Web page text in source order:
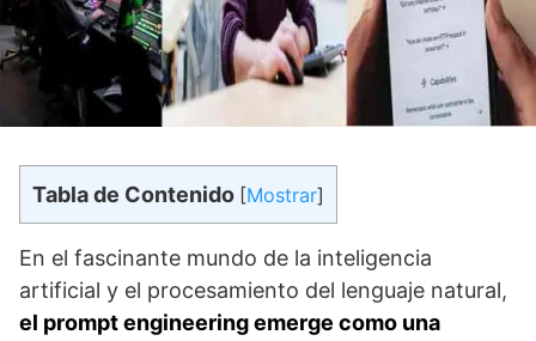
Tabla de Contenido [Mostrar]
En el fascinante mundo de la inteligencia
artificial y el procesamiento del lenguaje natural,
el prompt engineering emerge como una